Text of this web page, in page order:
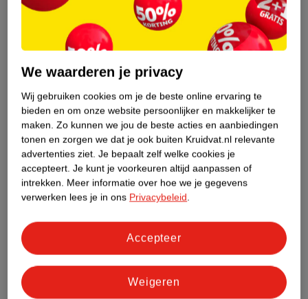
KBT Groeimodel Baby
Schommelzitje
Groen, 45 kg, 45 kg
Verkoop via partner
59.
95
1
Trendmix Meegroei
Schommel 3 In 1 Voor
Baby Peuter & Kleuter
Blauw, 42 x 31 x 36.5 cm
Verkoop via partner
32.
95
We waarderen je privacy
Wij gebruiken cookies om je de beste online ervaring te
bieden en om onze website persoonlijker en makkelijker te
maken. Zo kunnen we jou de beste acties en aanbiedingen
tonen en zorgen we dat je ook buiten Kruidvat.nl relevante
advertenties ziet. Je bepaalt zelf welke cookies je
accepteert. Je kunt je voorkeuren altijd aanpassen of
intrekken. Meer informatie over hoe we je gegevens
verwerken lees je in ons Privacybeleid.
Weigeren
Accepteer